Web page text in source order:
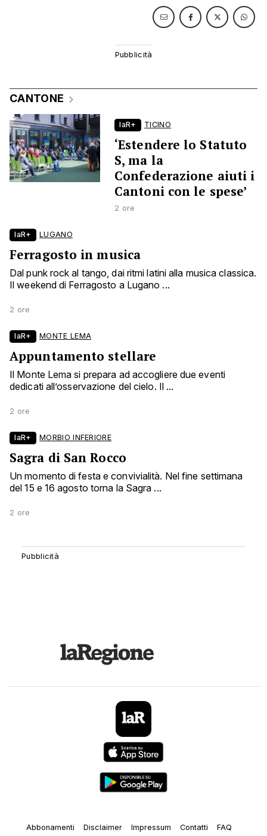
CANTONE
laR+ TICINO
‘Estendere lo Statuto
S, ma la
Confederazione aiuti i
Cantoni con le spese’
2 ore
laR+ LUGANO
Ferragosto in musica
Dal punk rock al tango, dai ritmi latini alla musica classica.
Il weekend di Ferragosto a Lugano ...
2 ore
laR+ MONTE LEMA
Appuntamento stellare
Il Monte Lema si prepara ad accogliere due eventi
dedicati all’osservazione del cielo. Il ...
2 ore
laR+ MORBIO INFERIORE
Sagra di San Rocco
Un momento di festa e convivialità. Nel fine settimana
del 15 e 16 agosto torna la Sagra ...
2 ore
Abbonamenti Disclaimer Impressum Contatti
FAQ